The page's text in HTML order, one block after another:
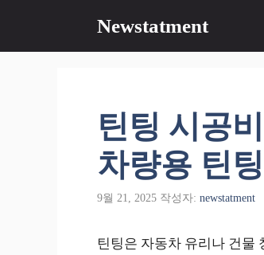
츠
Newstatment
틴팅 시공
차량용 틴
9월 21, 2025 작성자: newstatment
틴팅은 자동차 유리나 건물